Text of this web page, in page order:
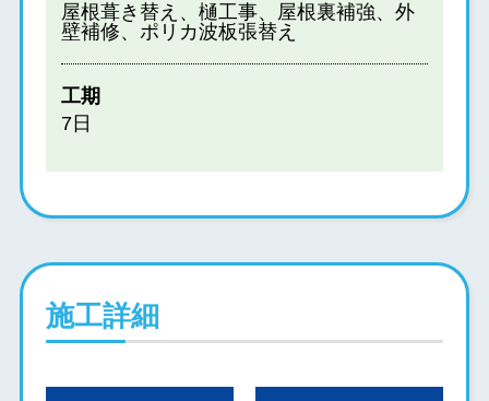
屋根葺き替え、樋工事、屋根裏補強、外
壁補修、ポリカ波板張替え
工期
7日
施工詳細